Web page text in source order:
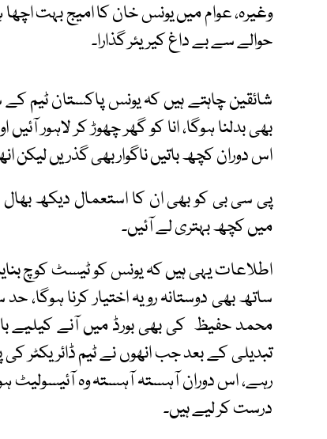
وغیرہ، عوام میں یونس خان کا امیج بہت
حوالے سے بے داغ کیریئر گذارا۔
شائقین چاہتے ہیں کہ یونس پاکستان ٹیم
بھی بدلنا ہوگا، انا کو گھر چھوڑ کر لاہور
اس دوران کچھ باتیں ناگوار بھی گذریں لیکن
پی سی بی کو بھی ان کا استعمال دیکھ بھال
میں کچھ بہتری لے آئیں۔
اطلاعات یہی ہیں کہ یونس کو ٹیسٹ کوچ
ساتھ بھی دوستانہ رویہ اختیار کرنا
محمد حفیظ کی بھی بورڈ میں آنے
تبدیلی کے بعد جب انھوں نے ٹیم ڈائریکٹر
رہے، اس دوران آہستہ آہستہ وہ آئیسولیٹ
درست کر لیے ہیں۔